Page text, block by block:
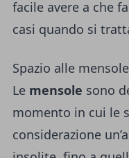
facile avere a che
casi quando si
Spazio alle mensole
Le mensole sono
momento in cui le
considerazione